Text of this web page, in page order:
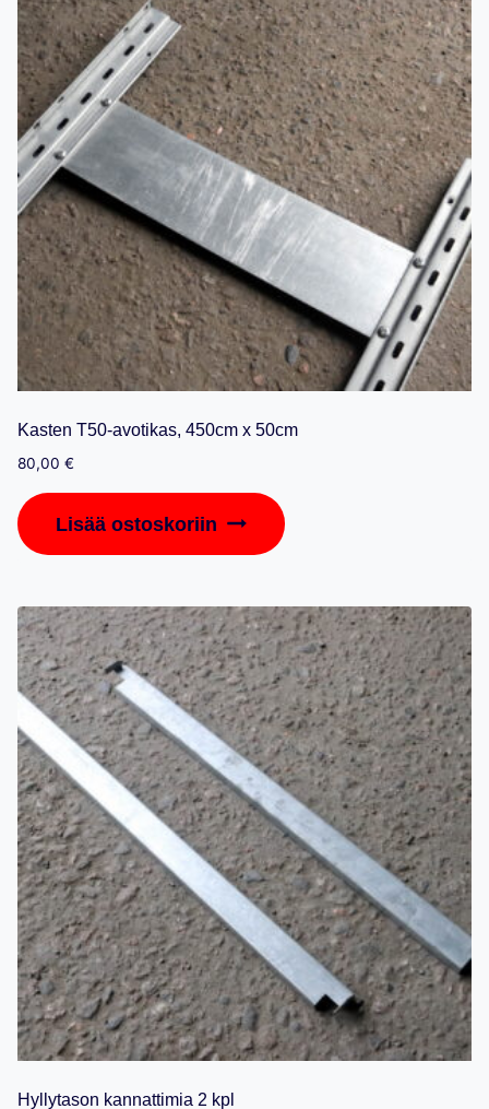
Kasten T50-avotikas, 450cm x 50cm
80,00 €
Lisää ostoskoriin
Hyllytason kannattimia 2 kpl